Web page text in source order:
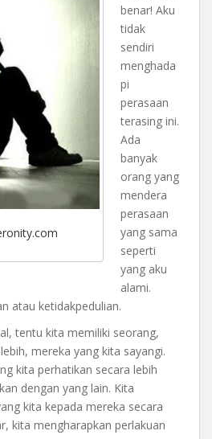
benar! Aku
tidak
sendiri
menghada
pi
perasaan
terasing ini.
Ada
banyak
orang yang
mendera
perasaan
yang sama
seperti
yang aku
alami.
atau ketidakpedulian.
tentu kita memiliki seorang,
mereka yang kita sayangi.
kita perhatikan secara lebih
dengan yang lain. Kita
kita kepada mereka secara
kita mengharapkan perlakuan